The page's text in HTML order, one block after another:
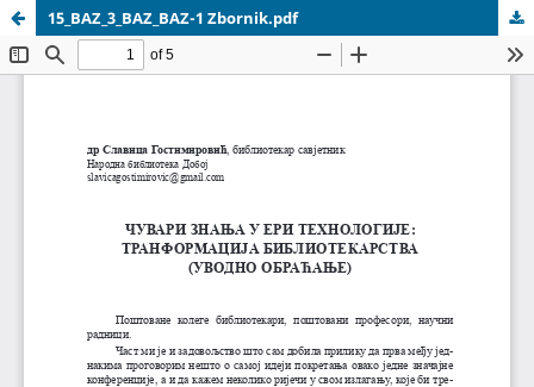
15_BAZ_3_BAZ_BAZ-1 Zbornik.pdf